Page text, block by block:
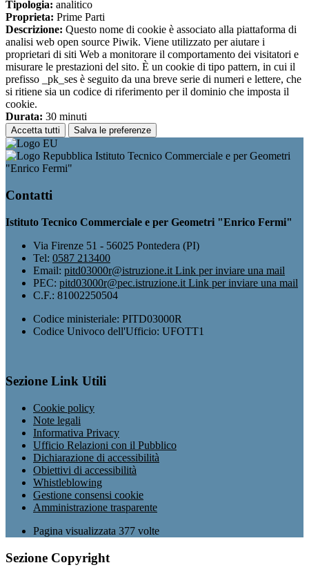
Tipologia: analitico
Proprieta: Prime Parti
Descrizione: Questo nome di cookie è associato alla piattaforma di
analisi web open source Piwik. Viene utilizzato per aiutare i
proprietari di siti Web a monitorare il comportamento dei visitatori e
misurare le prestazioni del sito. È un cookie di tipo pattern, in cui il
prefisso _pk_ses è seguito da una breve serie di numeri e lettere, che
si ritiene sia un codice di riferimento per il dominio che imposta il
cookie.
Durata: 30 minuti
Accetta tutti Salva le preferenze
Istituto Tecnico Commerciale e per Geometri
"Enrico Fermi"
Contatti
Istituto Tecnico Commerciale e per Geometri "Enrico Fermi"
Via Firenze 51 - 56025 Pontedera (PI)
Tel: 0587 213400
Email: pitd03000r@istruzione.it Link per inviare una mail
PEC: pitd03000r@pec.istruzione.it Link per inviare una mail
C.F.: 81002250504
Codice ministeriale: PITD03000R
Codice Univoco dell'Ufficio: UFOTT1
Sezione Link Utili
Cookie policy
Note legali
Informativa Privacy
Ufficio Relazioni con il Pubblico
Dichiarazione di accessibilità
Obiettivi di accessibilità
Whistleblowing
Gestione consensi cookie
Amministrazione trasparente
Pagina visualizzata 377 volte
Sezione Copyright